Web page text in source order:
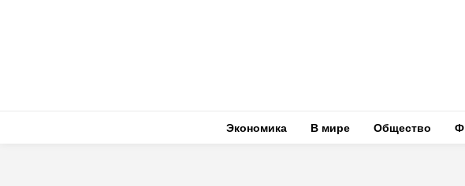
Экономика В мире Общество